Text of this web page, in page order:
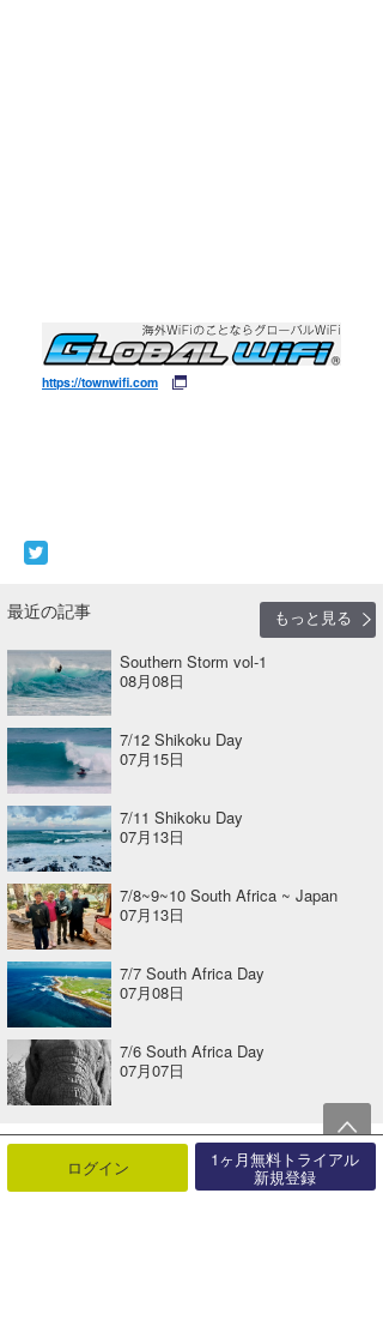
https://townwifi.com
最近の記事
もっと見る
Southern Storm vol-1
08月08日
7/12 Shikoku Day
07月15日
7/11 Shikoku Day
07月13日
7/8~9~10 South Africa ~ Japan
07月13日
7/7 South Africa Day
07月08日
7/6 South Africa Day
07月07日
関連する記事
ログイン 1ヶ月無料トライアル
新規登録